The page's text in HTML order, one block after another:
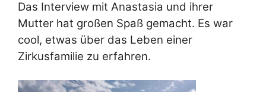
Das Interview mit Anastasia und ihrer
Mutter hat großen Spaß gemacht. Es war
cool, etwas über das Leben einer
Zirkusfamilie zu erfahren.